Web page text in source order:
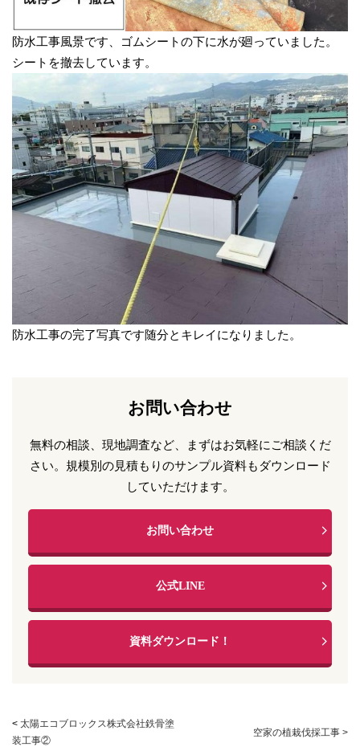
防水工事風景です、ゴムシートの下に水が廻っていました。
シートを撤去しています。
防水工事の完了写真です随分とキレイになりました。
お問い合わせ
無料の相談、現地調査など、まずはお気軽にご相談くだ
さい。 規模別の見積もりのサンプル資料もダウンロード
していただけます。
お問い合わせ
公式LINE
資料ダウンロード！
< 太陽エコブロックス株式会社鉄骨塗
装工事②
空家の植栽伐採工事 >